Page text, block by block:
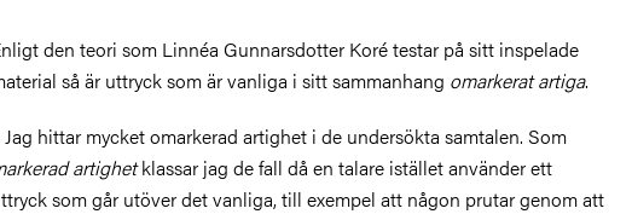
den teori som Linnéa Gunnarsdotter Koré testar på sitt inspelade
så är uttryck som är vanliga i sitt sammanhang omarkerat artiga.
Jag hittar mycket omarkerad artighet i de undersökta samtalen. Som
artighetklassar jag de fall då en talare istället använder ett
som går utöver det vanliga, till exempel att någon prutar genom att